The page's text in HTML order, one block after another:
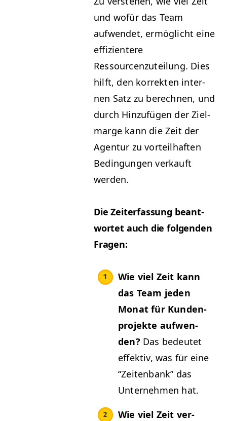
und wofür das Team
aufwen­det, ermöglicht eine
effizien­tere
Ressourcenzuteilung. Dies
hil­ft, den kor­rek­ten inter­
nen Satz zu berech­nen, und
durch Hinzufü­gen der Ziel­
marge kann die Zeit der
Agen­tur zu vorteil­haften
Bedin­gun­gen verkauft
werden.
Die Zeit­er­fas­sung beant­
wortet auch die fol­gen­den
Fragen:
Wie viel Zeit kann
das Team jeden
Monat für Kun­den­
pro­jek­te aufwen­
den? Das bedeutet
effek­tiv, was für eine
“Zeit­en­bank” das
Unternehmen hat.
Wie viel Zeit ver­